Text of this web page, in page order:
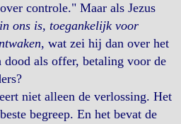
controle." Maar als Jezus
ons is, toegankelijk voor
, wat zei hij dan over het
als offer, betaling voor de
niet alleen de verlossing. Het
begreep. En het bevat de